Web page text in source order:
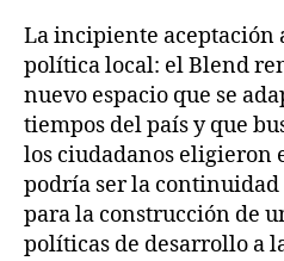
La incipiente aceptación
política local: el Blend
nuevo espacio que se
tiempos del país y que
los ciudadanos eligieron
podría ser la
para la construcción de
políticas de desarrollo a